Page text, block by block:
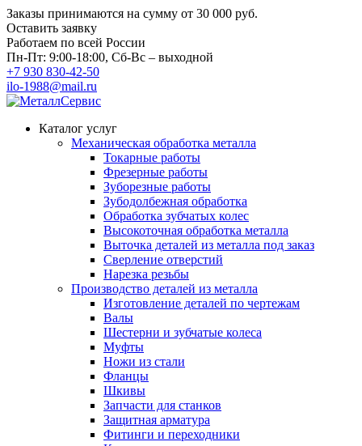
Заказы принимаются на сумму от 30 000 руб.
Оставить заявку
Работаем по всей России
Пн-Пт: 9:00-18:00, Сб-Вс – выходной
+7 930 830-42-50
ilo-1988@mail.ru
Каталог услуг
Механическая обработка металла
Токарные работы
Фрезерные работы
Зуборезные работы
Зубодолбежная обработка
Обработка зубчатых колес
Высокоточная обработка металла
Выточка деталей из металла под заказ
Сверление отверстий
Нарезка резьбы
Производство деталей из металла
Изготовление деталей по чертежам
Валы
Шестерни и зубчатые колеса
Муфты
Ножи из стали
Фланцы
Шкивы
Запчасти для станков
Защитная арматура
Фитинги и переходники